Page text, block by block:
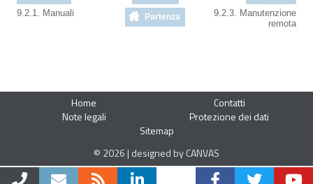
9.2.1. Manuali Partenza
9.2.3. Manutenzione
remota
Home
Contatti
Note legali
Protezione dei dati
Sitemap
© 2026 | designed by CANVAS